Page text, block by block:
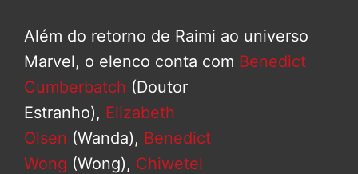
Além do retorno de Raimi ao universo
Marvel, o elenco conta com Benedict
Cumberbatch (Doutor
Estranho), Elizabeth
Olsen (Wanda), Benedict
Wong (Wong), Chiwetel